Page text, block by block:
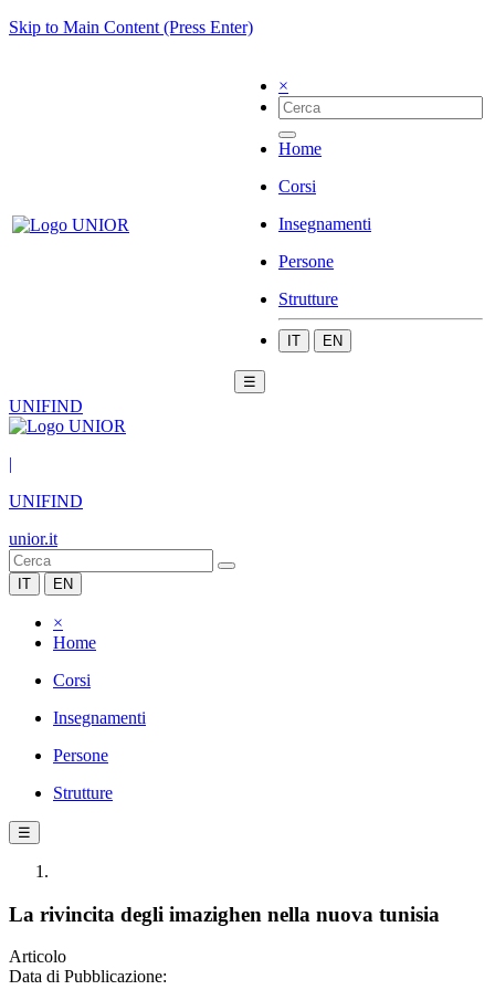
Skip to Main Content (Press Enter)
×
Home
Corsi
Insegnamenti
Persone
Strutture
IT EN
☰
UNIFIND
|
UNIFIND
unior.it
IT EN
×
Home
Corsi
Insegnamenti
Persone
Strutture
☰
La rivincita degli imazighen nella nuova tunisia
Articolo
Data di Pubblicazione: